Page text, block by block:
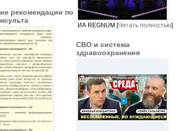
рекомендации по
ИА REGNUM [Читать полностью]
СВО и система
здравоохранения